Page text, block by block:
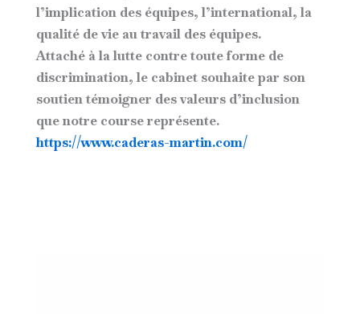
l’implication des équipes, l’international, la
qualité de vie au travail des équipes.
Attaché à la lutte contre toute forme de
discrimination, le cabinet souhaite par son
soutien témoigner des valeurs d’inclusion
que notre course représente.
https://www.caderas-martin.com/